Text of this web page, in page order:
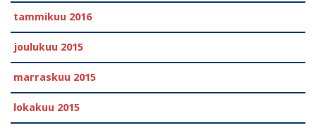
tammikuu 2016
joulukuu 2015
marraskuu 2015
lokakuu 2015